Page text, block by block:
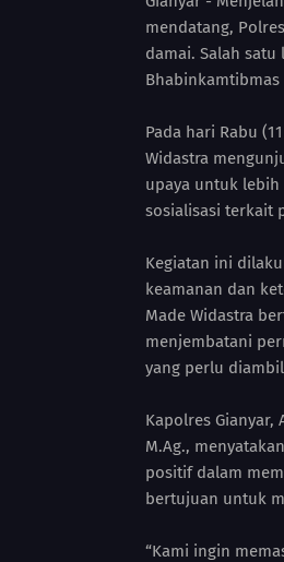
mendatang,
damai. Salah
Pada hari Rabu
Widastra
upaya untuk
sosialisasi terkait
Kegiatan ini
keamanan dan
Made Widastra
menjembatani
yang perlu
Kapolres Gianyar,
M.Ag.,
positif dalam
bertujuan untuk
“Kami ingin